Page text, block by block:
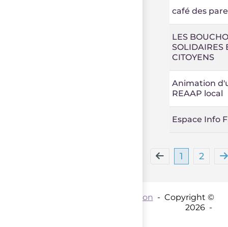
café des
LES
SOLIDAIRES
CITOYENS
Animation
REAAP local
Espace Info
1 2
Coordination - Copyright ©
2026 -